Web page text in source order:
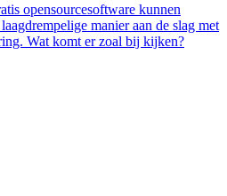
opensourcesoftware kunnen
manier aan de slag met
Wat komt er zoal bij kijken?